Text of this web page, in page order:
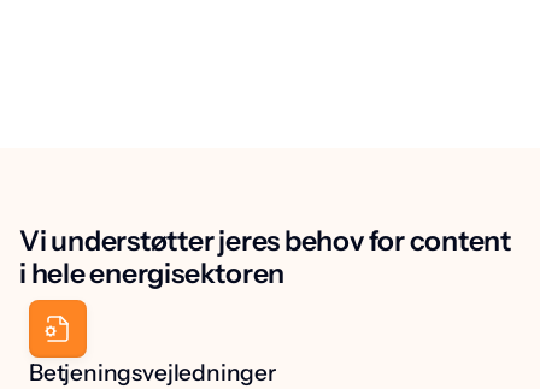
Vi understøtter jeres behov for content
i hele energisektoren
Betjeningsvejledninger